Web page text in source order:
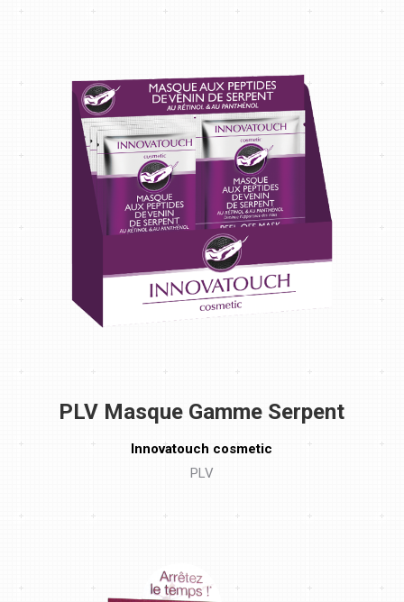
PLV Masque Gamme Serpent
Innovatouch cosmetic
PLV